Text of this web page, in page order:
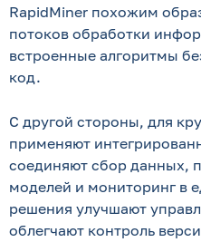
RapidMiner похожим
потоков обработки
встроенные алгоритмы
код.
С другой стороны, для
применяют
соединяют сбор данных,
моделей и мониторинг в
решения улучшают
облегчают контроль